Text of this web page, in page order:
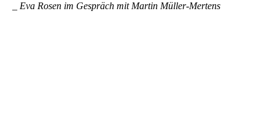
_ Eva Rosen im Gespräch mit Martin Müller-Mertens